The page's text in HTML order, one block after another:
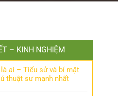
– KINH NGHIỆM
ai – Tiểu sử và bí mật
thuật sư mạnh nhất